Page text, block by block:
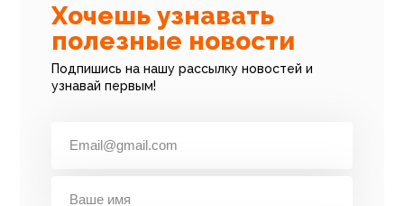
Хочешь узнавать
полезные новости
Подпишись на нашу рассылку новостей и
узнавай первым!